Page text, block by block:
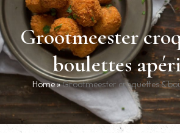
Grootmeester
boulettes
Home»Grootmeester croquettes &